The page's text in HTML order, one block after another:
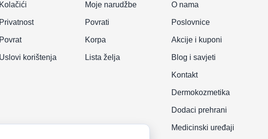
Kolačići
Privatnost
Povrat
Uslovi korištenja
Moje narudžbe
Povrati
Korpa
Lista želja
O nama
Poslovnice
Akcije i kuponi
Blog i savjeti
Kontakt
Dermokozmetika
Dodaci prehrani
Medicinski uređaji